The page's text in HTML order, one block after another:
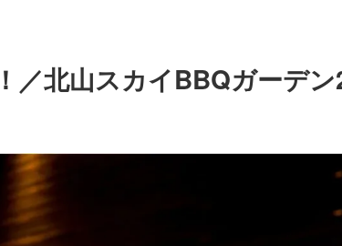
／北山スカイBBQガーデ